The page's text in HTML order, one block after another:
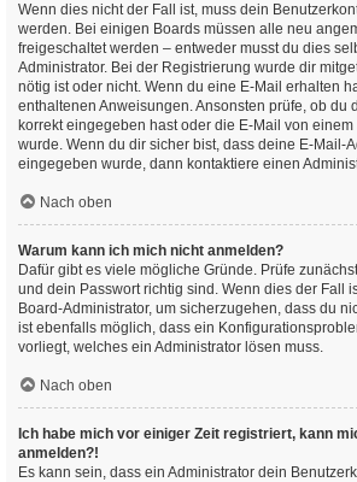
Wenn dies nicht der Fall ist, muss dein
werden. Bei einigen Boards müssen alle neu
freigeschaltet werden – entweder musst du dies
Administrator. Bei der Registrierung wurde dir
nötig ist oder nicht. Wenn du eine E-Mail erhalten
enthaltenen Anweisungen. Ansonsten prüfe, ob du
korrekt eingegeben hast oder die E-Mail von
wurde. Wenn du dir sicher bist, dass deine E-Mail-
eingegeben wurde, dann kontaktiere einen
Nach oben
Warum kann ich mich nicht anmelden?
Dafür gibt es viele mögliche Gründe. Prüfe
und dein Passwort richtig sind. Wenn dies der Fall
Board-Administrator, um sicherzugehen, dass du
ist ebenfalls möglich, dass ein
vorliegt, welches ein Administrator lösen muss.
Nach oben
Ich habe mich vor einiger Zeit registriert, kann
anmelden?!
Es kann sein, dass ein Administrator dein